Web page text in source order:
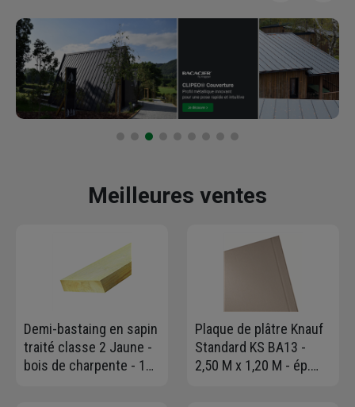
Meilleures ventes
Demi-bastaing en sapin
traité classe 2 Jaune -
bois de charpente - 150
Plaque de plâtre Knauf
Standard KS BA13 -
2,50 M x 1,20 M - ép.